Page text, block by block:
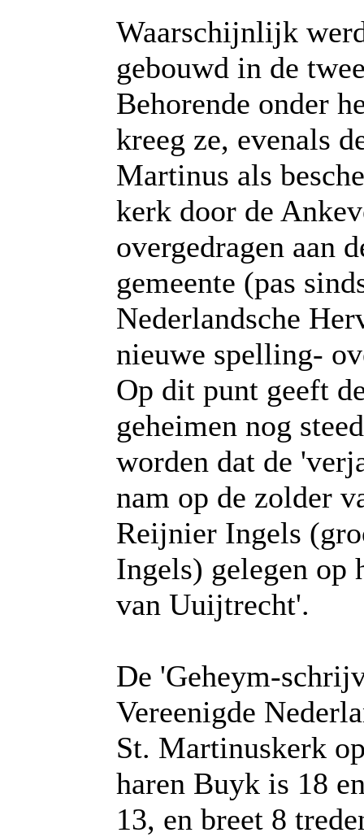
Waarschijnlijk
gebouwd in de
Behorende onder
kreeg ze, evenals
Martinus als
kerk door de
overgedragen aan
gemeente (pas
Nederlandsche
nieuwe spelling-
Op dit punt geeft
geheimen nog
worden dat de
nam op de zolder
Reijnier Ingels
Ingels) gelegen op
van Uuijtrecht'.
De 'Geheym-
Vereenigde
St. Martinuskerk
haren Buyk is 18
13, en breet 8